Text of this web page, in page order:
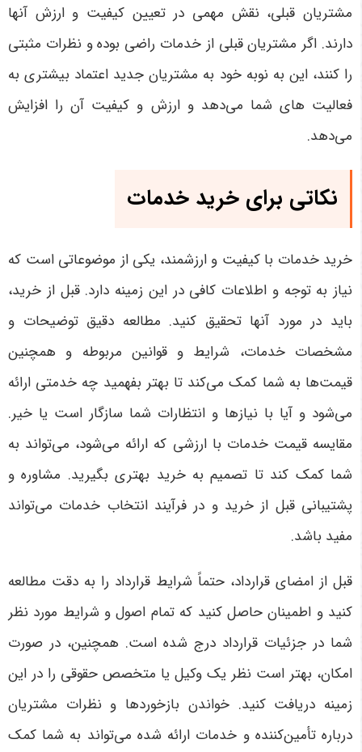
مشتریان قبلی، نقش مهمی در تعیین کیفیت و ارزش آنها
دارند. اگر مشتریان قبلی از خدمات راضی بوده و نظرات مثبتی
را کنند، این به نوبه خود به مشتریان جدید اعتماد بیشتری به
فعالیت های شما می‌دهد و ارزش و کیفیت آن را افزایش
می‌دهد.
نکاتی برای خرید خدمات
خرید خدمات با کیفیت و ارزشمند، یکی از موضوعاتی است که
نیاز به توجه و اطلاعات کافی در این زمینه دارد. قبل از خرید،
باید در مورد آنها تحقیق کنید. مطالعه دقیق توضیحات و
مشخصات خدمات، شرایط و قوانین مربوطه و همچنین
قیمت‌ها به شما کمک می‌کند تا بهتر بفهمید چه خدمتی ارائه
می‌شود و آیا با نیازها و انتظارات شما سازگار است یا خیر.
مقایسه قیمت خدمات با ارزشی که ارائه می‌شود، می‌تواند به
شما کمک کند تا تصمیم به خرید بهتری بگیرید. مشاوره و
پشتیبانی قبل از خرید و در فرآیند انتخاب خدمات می‌تواند
مفید باشد.
قبل از امضای قرارداد، حتماً شرایط قرارداد را به دقت مطالعه
کنید و اطمینان حاصل کنید که تمام اصول و شرایط مورد نظر
شما در جزئیات قرارداد درج شده است. همچنین، در صورت
امکان، بهتر است نظر یک وکیل یا متخصص حقوقی را در این
زمینه دریافت کنید. خواندن بازخوردها و نظرات مشتریان
درباره تأمین‌کننده و خدمات ارائه شده می‌تواند به شما کمک